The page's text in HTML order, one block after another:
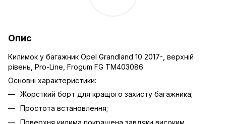
Опис
Килимок у багажник Opel Grandland 10 2017-, верхній
рівень, Pro-Line, Frogum FG TM403086
Основні характеристики:
Жорсткий борт для кращого захисту багажника;
Простота встановлення;